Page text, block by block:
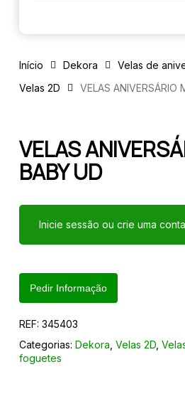
Início Dekora
Velas de
Velas 2D
VELAS ANIVERSÁRIO
VELAS
BABY UD
Inicie sessão ou crie uma
Pedir Informação
REF: 345403
Categorias: Dekora Velas 2D,
foguetes